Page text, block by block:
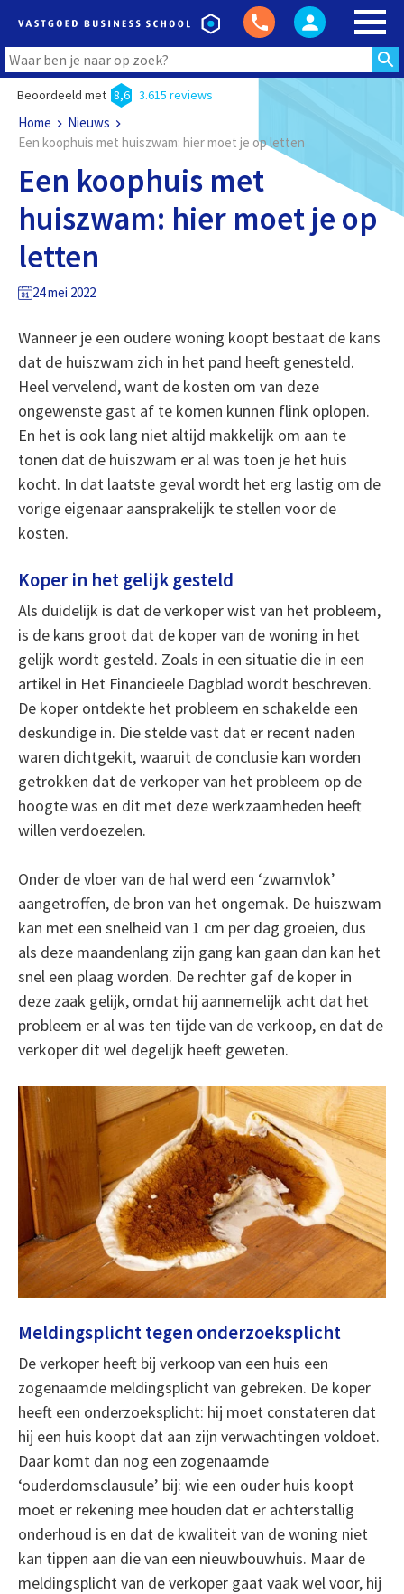
Beoordeeld met 8,6 3.615 reviews
Home
Nieuws
Een koophuis met huiszwam: hier moet je op letten
Een koophuis met
huiszwam: hier moet je op
letten
24 mei 2022
Wanneer je een oudere woning koopt bestaat de kans
dat de huiszwam zich in het pand heeft genesteld.
Heel vervelend, want de kosten om van deze
ongewenste gast af te komen kunnen flink oplopen.
En het is ook lang niet altijd makkelijk om aan te
tonen dat de huiszwam er al was toen je het huis
kocht. In dat laatste geval wordt het erg lastig om de
vorige eigenaar aansprakelijk te stellen voor de
kosten.
Koper in het gelijk gesteld
Als duidelijk is dat de verkoper wist van het probleem,
is de kans groot dat de koper van de woning in het
gelijk wordt gesteld. Zoals in een situatie die in een
artikel in Het Financieele Dagblad wordt beschreven.
De koper ontdekte het probleem en schakelde een
deskundige in. Die stelde vast dat er recent naden
waren dichtgekit, waaruit de conclusie kan worden
getrokken dat de verkoper van het probleem op de
hoogte was en dit met deze werkzaamheden heeft
willen verdoezelen.
Onder de vloer van de hal werd een ‘zwamvlok’
aangetroffen, de bron van het ongemak. De huiszwam
kan met een snelheid van 1 cm per dag groeien, dus
als deze maandenlang zijn gang kan gaan dan kan het
snel een plaag worden. De rechter gaf de koper in
deze zaak gelijk, omdat hij aannemelijk acht dat het
probleem er al was ten tijde van de verkoop, en dat de
verkoper dit wel degelijk heeft geweten.
Meldingsplicht tegen onderzoeksplicht
De verkoper heeft bij verkoop van een huis een
zogenaamde meldingsplicht van gebreken. De koper
heeft een onderzoeksplicht: hij moet constateren dat
hij een huis koopt dat aan zijn verwachtingen voldoet.
Daar komt dan nog een zogenaamde
‘ouderdomsclausule’ bij: wie een ouder huis koopt
moet er rekening mee houden dat er achterstallig
onderhoud is en dat de kwaliteit van de woning niet
kan tippen aan die van een nieuwbouwhuis. Maar de
meldingsplicht van de verkoper gaat vaak wel voor, hij